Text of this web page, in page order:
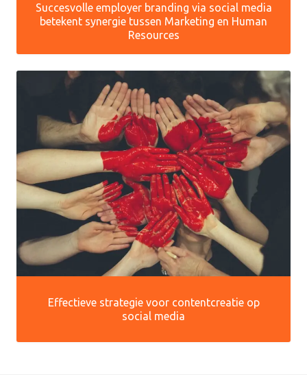
Succesvolle employer branding via social media
betekent synergie tussen Marketing en Human
Resources
Effectieve strategie voor contentcreatie op
social media